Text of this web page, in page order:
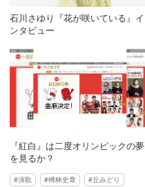
石川さゆり『花が咲いている』イ
ンタビュー
『紅白』は二度オリンピックの夢
を見るか？
演歌 榑林史章 丘みどり